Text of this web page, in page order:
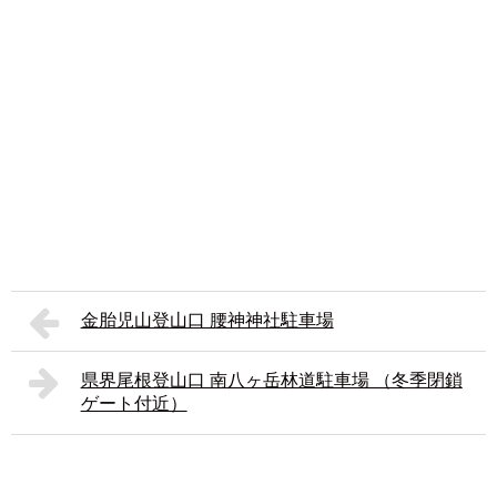
金胎児山登山口 腰神神社駐車場
県界尾根登山口 南八ヶ岳林道駐車場 （冬季閉鎖
ゲート付近）